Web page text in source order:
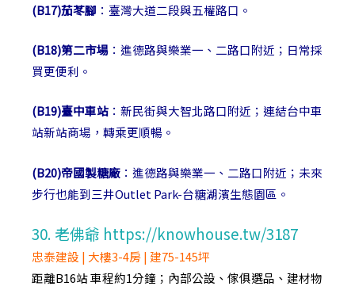
(B17)茄苳腳 ：臺灣大道二段與五權路口。
(B18)第二市場 ：進德路與樂業一、二路口附近；日常採
買更便利。
(B19)臺中車站 ：新民街與大智北路口附近；連結台中車
站新站商場，轉乘更順暢。
(B20)帝國製糖廠 ：進德路與樂業一、二路口附近；未來
步行也能到三井Outlet Park-台糖湖濱生態園區。
30. 老佛爺 https://knowhouse.tw/3187
忠泰建設 | 大樓3-4房 | 建75-145坪
距離B16站 車程約1分鐘；內部公設、傢俱選品、建材物